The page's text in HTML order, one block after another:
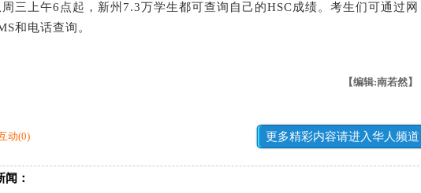
上午6点起，新州7.3万学生都可查询自己的HSC成绩。考生们可通过网
和电话查询。
【编辑:南若然】
动(0) 更多精彩内容请进入华人频道
闻：